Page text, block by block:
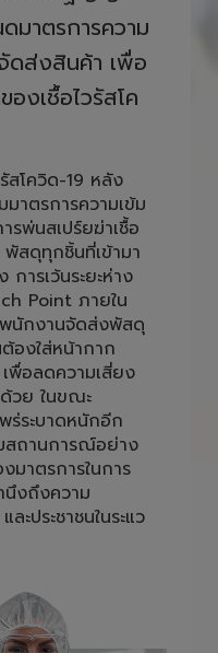
มาตรการความ
ดส่งสินค้า เพื่อ
งเชื้อไวรัสโค
สโควิด-19 หลัง
มาตรการความเข้ม
รพ่นสเปร์ยฆ่าเชื้อ
สดุทุกชิ้นที่เข้ามา
ารเว้นระยะห่าง
Point ภายใน
นักงานจัดส่งพัสดุ
องใส่หน้ากาก
พื่อลดความเสี่ยง
วย ในขณะ
ร่ระบาดหนักอีก
สถานการณ์อย่าง
มาตรการในการ
นึงถึงความ
ประชาชนในระแว